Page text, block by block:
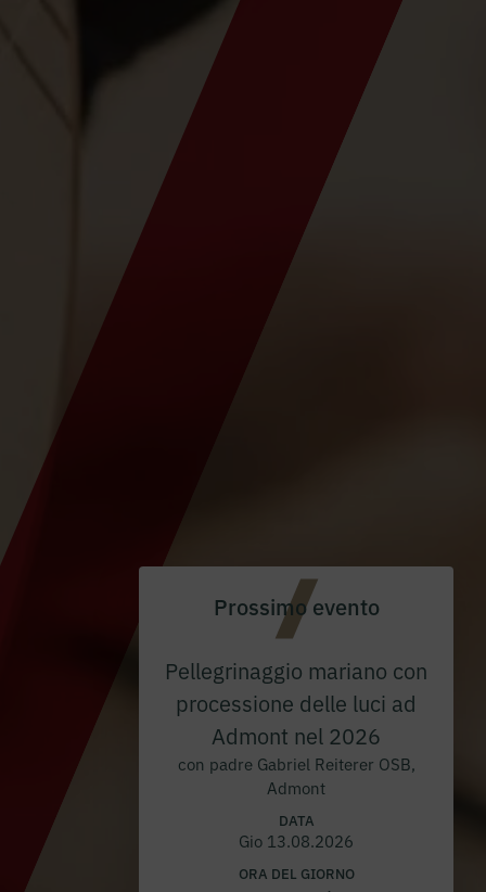
Prossimo evento
Pellegrinaggio mariano con
processione delle luci ad
Admont nel 2026
con padre Gabriel Reiterer OSB,
Admont
DATA
Gio 13.08.2026
ORA DEL GIORNO